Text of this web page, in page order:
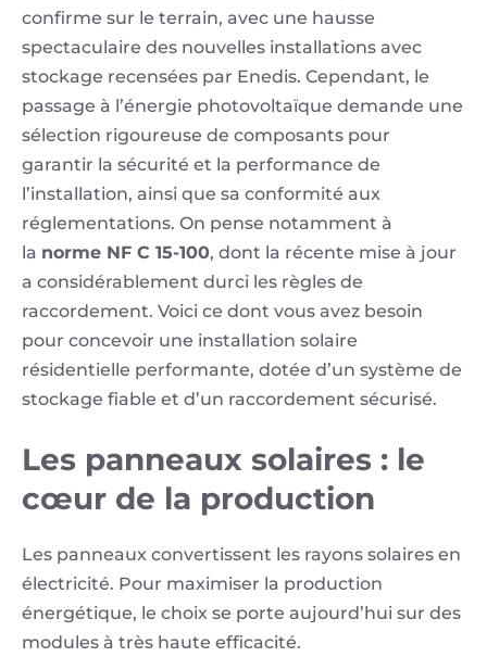
confirme sur le terrain, avec une hausse
spectaculaire des nouvelles installations avec
stockage recensées par Enedis. Cependant, le
passage à l’énergie photovoltaïque demande une
sélection rigoureuse de composants pour
garantir la sécurité et la performance de
l’installation, ainsi que sa conformité aux
réglementations. On pense notamment à
la norme NF C 15-100, dont la récente mise à jour
a considérablement durci les règles de
raccordement. Voici ce dont vous avez besoin
pour concevoir une installation solaire
résidentielle performante, dotée d’un système de
stockage fiable et d’un raccordement sécurisé.
Les panneaux solaires : le
cœur de la production
Les panneaux convertissent les rayons solaires en
électricité. Pour maximiser la production
énergétique, le choix se porte aujourd’hui sur des
modules à très haute efficacité.